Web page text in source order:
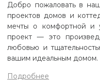
Добро пожаловать в
проектов домов и
мечты о комфортной и
проект — это
любовью и
вашим идеальным домом.
Подробнее